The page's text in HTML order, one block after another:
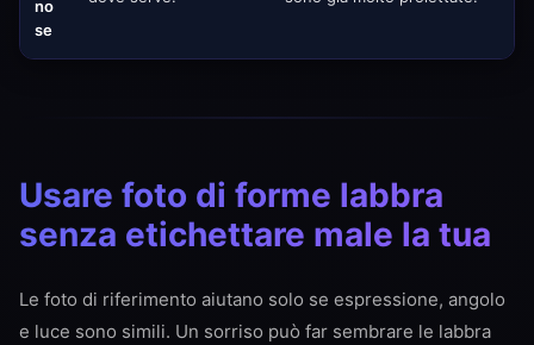
no
se
Usare foto di forme labbra
senza etichettare male la tua
Le foto di riferimento aiutano solo se espressione, angolo
e luce sono simili. Un sorriso può far sembrare le labbra